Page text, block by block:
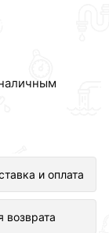
и оплата
возврата
в
по